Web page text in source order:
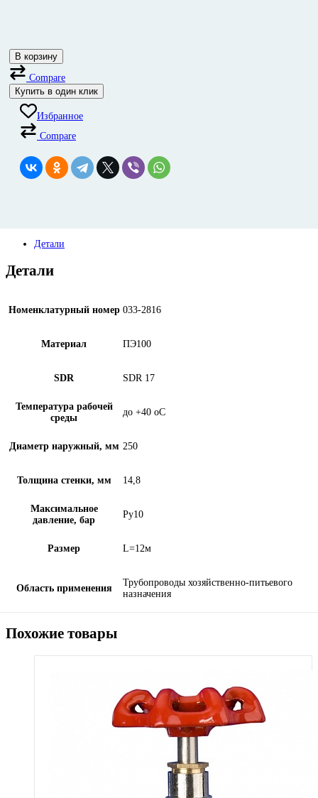
В корзину
Compare
Купить в один клик
Избранное
Compare
Детали
Детали
Номенклатурный номер 033-2816
Материал ПЭ100
SDR SDR 17
Температура рабочей
среды
до +40 oC
Диаметр наружный, мм 250
Толщина стенки, мм 14,8
Максимальное
давление, бар
Ру10
Размер L=12м
Область применения
Трубопроводы хозяйственно-питьевого
назначения
Похожие товары